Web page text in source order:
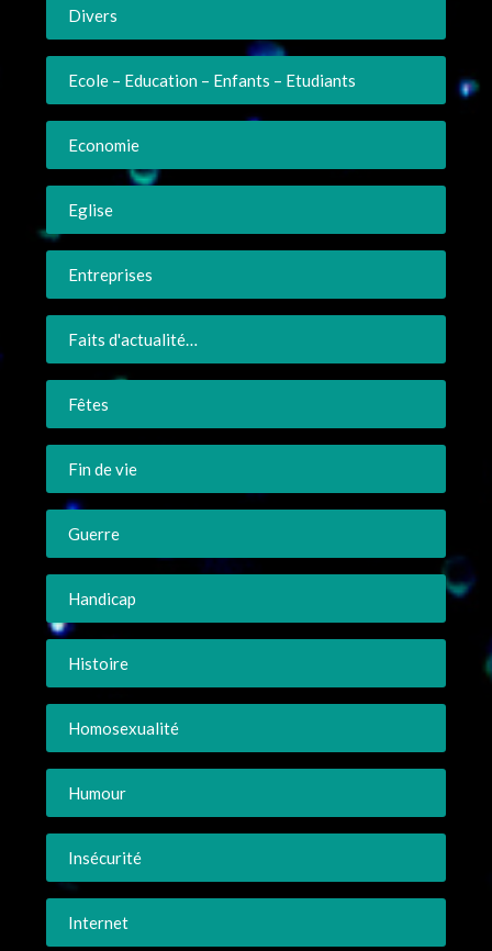
Divers
Ecole – Education – Enfants – Etudiants
Economie
Eglise
Entreprises
Faits d'actualité…
Fêtes
Fin de vie
Guerre
Handicap
Histoire
Homosexualité
Humour
Insécurité
Internet